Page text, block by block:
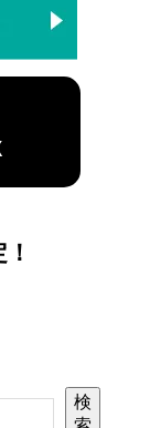
検